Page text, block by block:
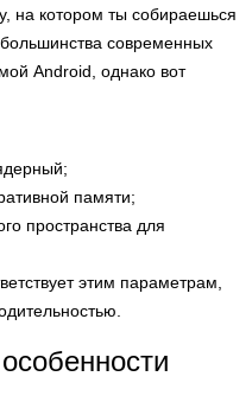
на котором ты собираешься
современных
Android, однако вот
памяти;
пространства для
этим параметрам,